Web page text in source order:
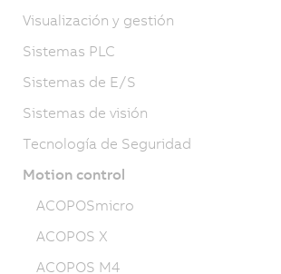
Visualización y gestión
Sistemas PLC
Sistemas de E/S
Sistemas de visión
Tecnología de Seguridad
Motion control
ACOPOSmicro
ACOPOS X
ACOPOS M4